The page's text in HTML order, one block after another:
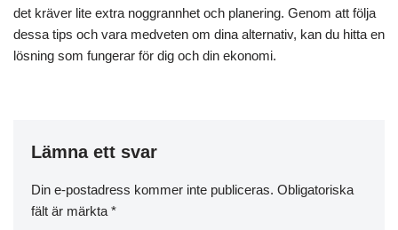
det kräver lite extra noggrannhet och planering. Genom att följa
dessa tips och vara medveten om dina alternativ, kan du hitta en
lösning som fungerar för dig och din ekonomi.
Lämna ett svar
Din e-postadress kommer inte publiceras. Obligatoriska
fält är märkta *